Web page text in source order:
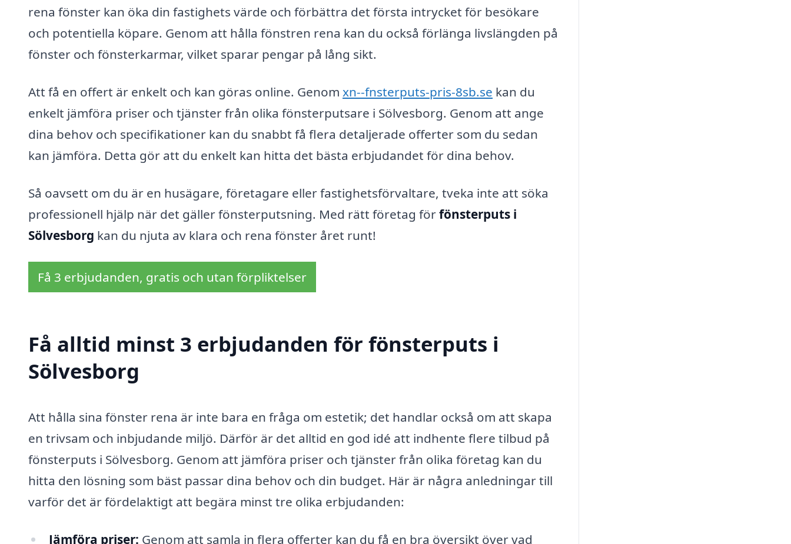
rena fönster kan öka din fastighets värde och förbättra det första intrycket för besökare
och potentiella köpare. Genom att hålla fönstren rena kan du också förlänga livslängden på
fönster och fönsterkarmar, vilket sparar pengar på lång sikt.
Att få en offert är enkelt och kan göras online. Genom xn--fnsterputs-pris-8sb.se kan du
enkelt jämföra priser och tjänster från olika fönsterputsare i Sölvesborg. Genom att ange
dina behov och specifikationer kan du snabbt få flera detaljerade offerter som du sedan
kan jämföra. Detta gör att du enkelt kan hitta det bästa erbjudandet för dina behov.
Så oavsett om du är en husägare, företagare eller fastighetsförvaltare, tveka inte att söka
professionell hjälp när det gäller fönsterputsning. Med rätt företag förfönsterputs i
Sölvesborg kan du njuta av klara och rena fönster året runt!
Få 3 erbjudanden, gratis och utan förpliktelser
Få alltid minst 3 erbjudanden för fönsterputs i
Sölvesborg
Att hålla sina fönster rena är inte bara en fråga om estetik; det handlar också om att skapa
en trivsam och inbjudande miljö. Därför är det alltid en god idé att indhente flere tilbud på
fönsterputs i Sölvesborg. Genom att jämföra priser och tjänster från olika företag kan du
hitta den lösning som bäst passar dina behov och din budget. Här är några anledningar till
varför det är fördelaktigt att begära minst tre olika erbjudanden:
Jämföra priser: Genom att samla in flera offerter kan du få en bra översikt över vad